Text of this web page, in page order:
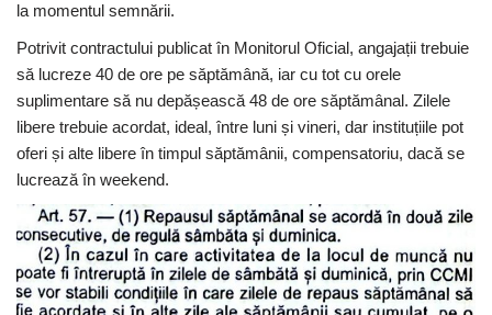
la momentul semnării.
Potrivit contractului publicat în Monitorul Oficial, angajații trebuie
să lucreze 40 de ore pe săptămână, iar cu tot cu orele
suplimentare să nu depășească 48 de ore săptămânal. Zilele
libere trebuie acordat, ideal, între luni și vineri, dar instituțiile pot
oferi și alte libere în timpul săptămânii, compensatoriu, dacă se
lucrează în weekend.